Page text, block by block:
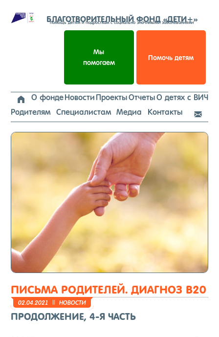
к
содержимому
БЛАГОТВОРИТЕЛЬНЫЙ ФОНД «ДЕТИ+»
помощь детям и подросткам с социально значимыми заболеваниями
Мы
помогаем
Помочь детям
 О фондеНовости ПроектыОтчетыО детях с ВИЧ
Родителям
Специалистам Медиа Контакты 
ПИСЬМА РОДИТЕЛЕЙ. ДИАГНОЗ B20
02.04.2021 НО­ВОС­ТИ
ПРОДОЛЖЕНИЕ, 4-Я ЧАСТЬ